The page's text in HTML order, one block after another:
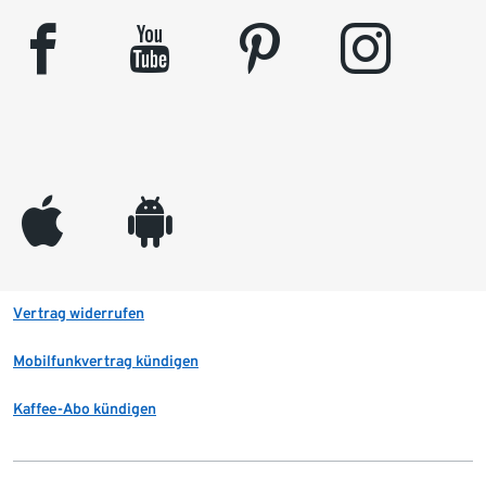
facebook youtube pinterest instagram
appleinc android
Vertrag widerrufen
Mobilfunkvertrag kündigen
Kaffee-Abo kündigen